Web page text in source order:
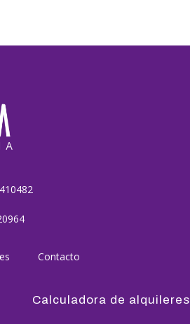
Contacto
Calculadora de alquileres